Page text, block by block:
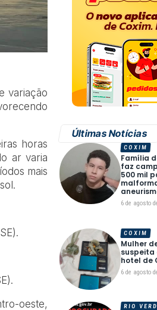
variação
horas
ar varia
mais
oeste,
Últimas Notícias
Família
faz
500 mil
6 de agosto
COXIM
Mulher
suspeita
hotel de
6 de agosto
COXIM
RIO